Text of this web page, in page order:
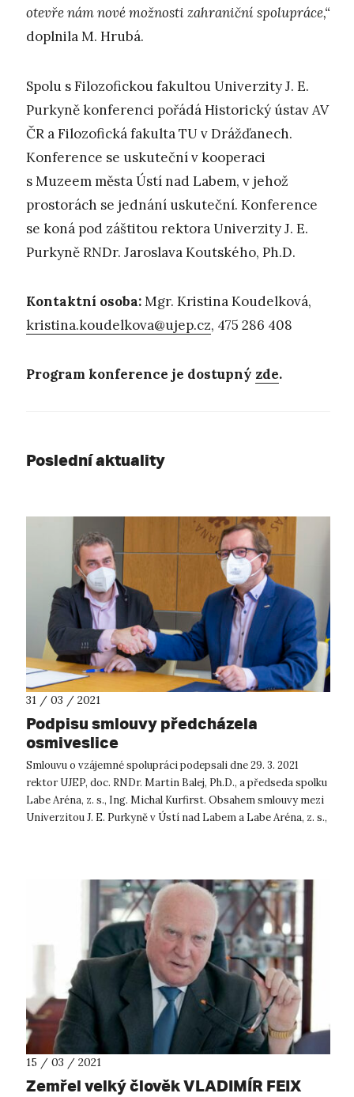
otevře nám nové možnosti zahraniční spolupráce,“
doplnila M. Hrubá.
Spolu s Filozofickou fakultou Univerzity J. E.
Purkyně konferenci pořádá Historický ústav AV
ČR a Filozofická fakulta TU v Drážďanech.
Konference se uskuteční v kooperaci
s Muzeem města Ústí nad Labem, v jehož
prostorách se jednání uskuteční. Konference
se koná pod záštitou rektora Univerzity J. E.
Purkyně RNDr. Jaroslava Koutského, Ph.D.
Kontaktní osoba:Mgr. Kristina Koudelková,
kristina.koudelkova@ujep.cz, 475 286 408
Program konference je dostupný zde.
Poslední aktuality
31 / 03 / 2021
Podpisu smlouvy předcházela
osmiveslice
Smlouvu o vzájemné spolupráci podepsali dne 29. 3. 2021
rektor UJEP, doc. RNDr. Martin Balej, Ph.D., a předseda spolku
Labe Aréna, z. s., Ing. Michal Kurfirst. Obsahem smlouvy mezi
Univerzitou J. E. Purkyně v Ústí nad Labem a Labe Aréna, z. s.,
15 / 03 / 2021
Zemřel velký člověk VLADIMÍR FEIX